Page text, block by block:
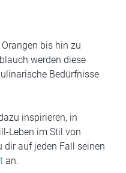
bis hin zu
werden diese
Bedürfnisse
inspirieren, in
Leben im Stil von
dir auf jeden Fall seinen
an.